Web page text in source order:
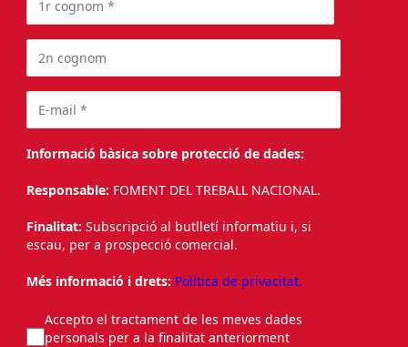
Informació bàsica sobre protecció de dades:
Responsable: FOMENT DEL TREBALL NACIONAL.
Finalitat: Subscripció al butlletí informatiu i, si
escau, per a prospecció comercial.
Més informació i drets: Política de privacitat.
Accepto el tractament de les meves dades
personals per a la finalitat anteriorment